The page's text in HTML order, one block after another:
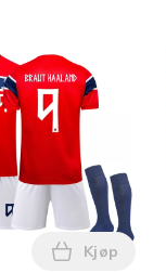
for
Legg
Kjøp